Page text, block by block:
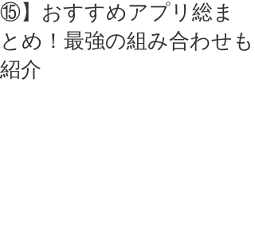
⑮】おすすめアプリ総ま
とめ！最強の組み合わせも
紹介